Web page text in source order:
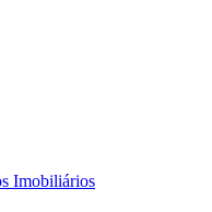
Imobiliários